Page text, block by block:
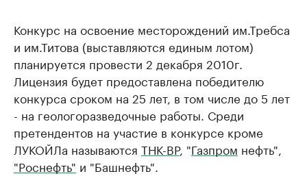
Конкурс на освоение месторождений им.Требса
и им.Титова (выставляются единым лотом)
планируется провести 2 декабря 2010г.
Лицензия будет предоставлена победителю
конкурса сроком на 25 лет, в том числе до 5 лет
- на геологоразведочные работы. Среди
претендентов на участие в конкурсе кроме
ЛУКОЙЛа называются ТНК-ВР, "Газпром нефть",
"Роснефть" и "Башнефть".